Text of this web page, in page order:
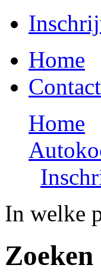
Home
Contact
Home
In welke
Zoeken